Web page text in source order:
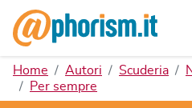
Home Autori Scuderia
Per sempre